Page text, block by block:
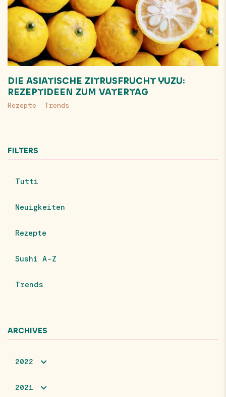
DIE ASIATISCHE ZITRUSFRUCHT YUZU:
REZEPTIDEEN ZUM VATERTAG
Rezepte Trends
FILTERS
Tutti
Neuigkeiten
Rezepte
Sushi A-Z
Trends
ARCHIVES
2022
2021